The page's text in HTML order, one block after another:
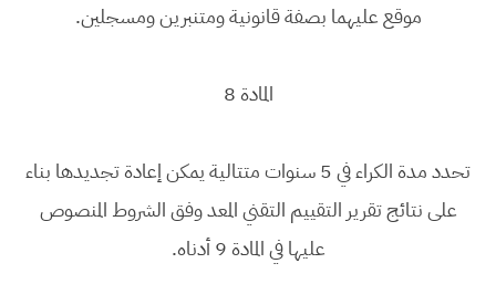
موقع عليهما بصفة قانونية ومتنبرين ومسجلين.
المادة 8
تحدد مدة الكراء في 5 سنوات متتالية يمكن إعادة تجديدها بناء
على نتائج تقرير التقييم التقني المعد وفق الشروط المنصوص
عليها في المادة 9 أدناه.